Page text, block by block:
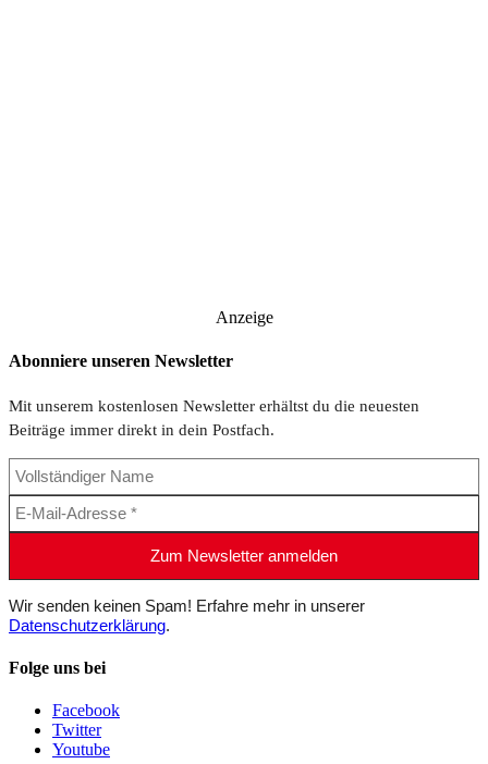
Anzeige
Abonniere unseren Newsletter
Mit unserem kostenlosen Newsletter erhältst du die neuesten
Beiträge immer direkt in dein Postfach.
Wir senden keinen Spam! Erfahre mehr in unserer
Datenschutzerklärung.
Folge uns bei
Facebook
Twitter
Youtube